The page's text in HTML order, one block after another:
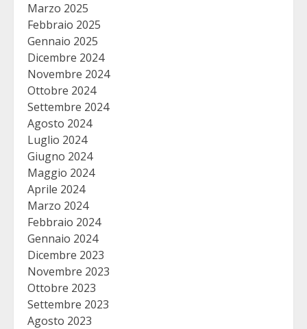
Marzo 2025
Febbraio 2025
Gennaio 2025
Dicembre 2024
Novembre 2024
Ottobre 2024
Settembre 2024
Agosto 2024
Luglio 2024
Giugno 2024
Maggio 2024
Aprile 2024
Marzo 2024
Febbraio 2024
Gennaio 2024
Dicembre 2023
Novembre 2023
Ottobre 2023
Settembre 2023
Agosto 2023